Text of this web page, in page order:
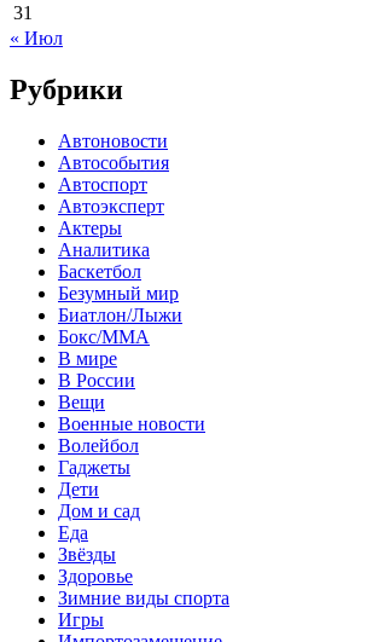
31
« Июл
Рубрики
Автоновости
Автособытия
Автоспорт
Автоэксперт
Актеры
Аналитика
Баскетбол
Безумный мир
Биатлон/Лыжи
Бокс/MMA
В мире
В России
Вещи
Военные новости
Волейбол
Гаджеты
Дети
Дом и сад
Еда
Звёзды
Здоровье
Зимние виды спорта
Игры